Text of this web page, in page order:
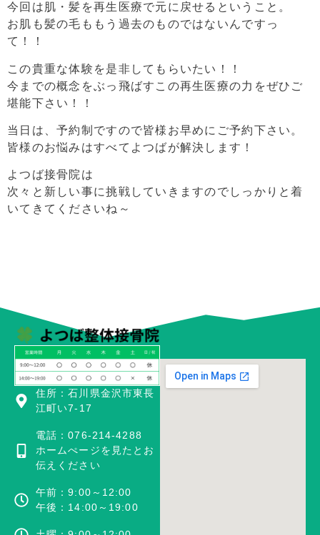
今回は肌・髪を再生医療で元に戻せるということ。
お肌も髪の毛ももう過去のものではないんですっ
て！！
この貴重な体験を是非してもらいたい！！
今までの概念をぶっ飛ばすこの再生医療の力をぜひご
堪能下さい！！
当日は、予約制ですので皆様お早めにご予約下さい。
皆様のお悩みはすべてよつばが解決します！
よつば接骨院は
次々と新しい事に挑戦していきますのでしっかりと着
いてきてくださいね～
住所：石川県金沢市東長
江町い7-17
電話：076-214-4288
ホームぺージを見たとお
伝えください
午前：9:00～12:00
午後：14:00～19:00